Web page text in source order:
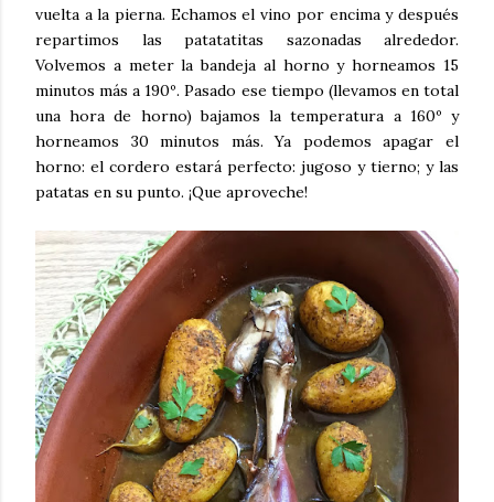
vuelta a la pierna. Echamos el vino por encima y después
repartimos las patatatitas sazonadas alrededor.
Volvemos a meter la bandeja al horno y horneamos 15
minutos más a 190º. Pasado ese tiempo (llevamos en total
una hora de horno) bajamos la temperatura a 160º y
horneamos 30 minutos más. Ya podemos apagar el
horno: el cordero estará perfecto: jugoso y tierno; y las
patatas en su punto. ¡Que aproveche!